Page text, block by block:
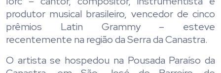
produtor musical brasileiro, vencedor de cinco
prêmios Latin Grammy – esteve
recentemente na região da Serra da Canastra.
O artista se hospedou na Pousada Paraíso da